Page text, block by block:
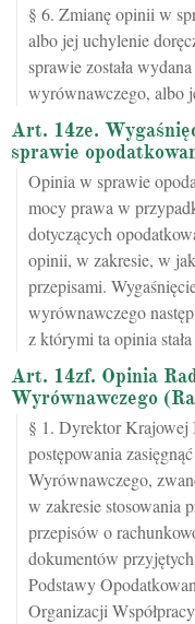
§ 6. Zmianę opinii w
albo jej uchylenie
sprawie została
wyrównawczego, albo
Art. 14ze.
sprawie
Opinia w sprawie
mocy prawa w
dotyczących
opinii, w zakresie, w
przepisami.
wyrównawczego
z którymi ta opinia
Art. 14zf. Opinia
Wyrównawczego
§ 1. Dyrektor Krajowej
postępowania
Wyrównawczego,
w zakresie stosowania
przepisów o
dokumentów
Podstawy
Organizacji